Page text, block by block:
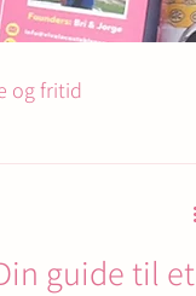
og fritid
guide til et